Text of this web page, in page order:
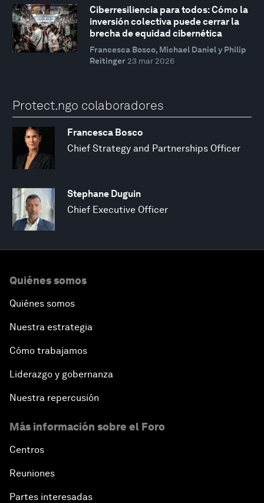
Ciberresiliencia para todos: Cómo la
inversión colectiva puede cerrar la
brecha de equidad cibernética
Francesca Bosco, Michael Daniel y Philip
Reitinger 23 mar 2026
Protect.ngo colaboradores
Francesca Bosco
Chief Strategy and Partnerships Officer
Stephane Duguin
Chief Executive Officer
Quiénes somos
Quiénes somos
Nuestra estrategia
Cómo trabajamos
Liderazgo y gobernanza
Nuestra repercusión
Más información sobre el Foro
Centros
Reuniones
Partes interesadas